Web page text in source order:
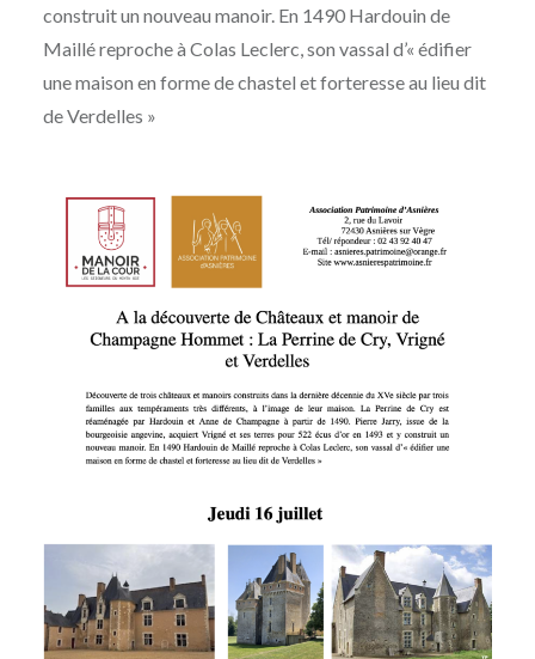
construit un nouveau manoir. En 1490 Hardouin de
Maillé reproche à Colas Leclerc, son vassal d’« édifier
une maison en forme de chastel et forteresse au lieu dit
de Verdelles »